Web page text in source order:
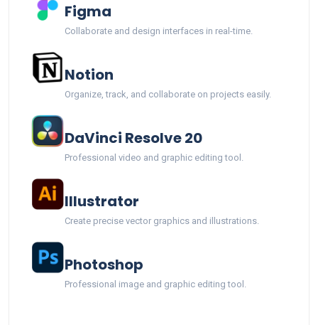
Figma
Collaborate and design interfaces in real-time.
Notion
Organize, track, and collaborate on projects easily.
DaVinci Resolve 20
Professional video and graphic editing tool.
Illustrator
Create precise vector graphics and illustrations.
Photoshop
Professional image and graphic editing tool.